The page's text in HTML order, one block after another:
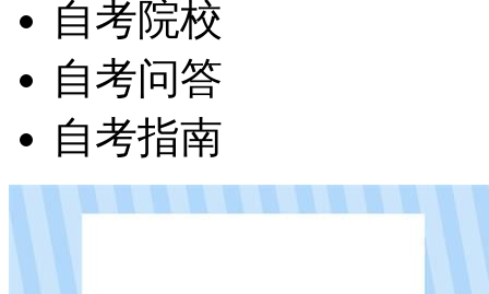
自考院校
自考问答
自考指南